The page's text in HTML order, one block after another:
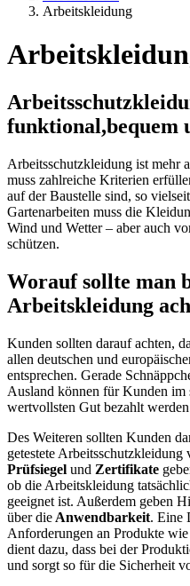
Arbeitskleidung
funktional,bequem
Arbeitsschutzkleidung ist mehr
muss zahlreiche Kriterien
auf der Baustelle sind, so
Gartenarbeiten muss die
Wind und Wetter – aber auch
schützen.
Worauf sollte man
Arbeitskleidung
Kunden sollten darauf achten,
allen deutschen und
entsprechen. Gerade
Ausland können für Kunden im
wertvollsten Gut bezahlt
Des Weiteren sollten Kunden
getestete
Prüfsiegel und Zertifikate
ob die Arbeitskleidung
geeignet ist. Außerdem geben
über die Anwendbarkeit. Eine
Anforderungen an Produkte
dient dazu, dass bei der
und sorgt so für die Sicherheit